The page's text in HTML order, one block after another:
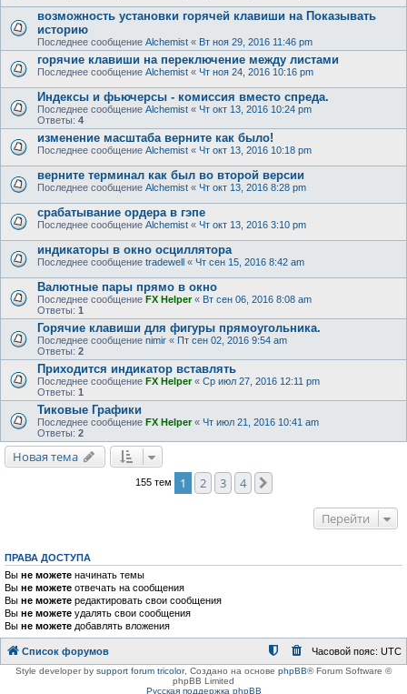
возможность установки горячей клавиши на Показывать
историю
Последнее сообщение Alchemist « Вт ноя 29, 2016 11:46 pm
горячие клавиши на переключение между листами
Последнее сообщение Alchemist « Чт ноя 24, 2016 10:16 pm
Индексы и фьючерсы - комиссия вместо спреда.
Последнее сообщение Alchemist « Чт окт 13, 2016 10:24 pm
Ответы: 4
изменение масштаба верните как было!
Последнее сообщение Alchemist « Чт окт 13, 2016 10:18 pm
верните терминал как был во второй версии
Последнее сообщение Alchemist « Чт окт 13, 2016 8:28 pm
срабатывание ордера в гэпе
Последнее сообщение Alchemist « Чт окт 13, 2016 3:10 pm
индикаторы в окно осциллятора
Последнее сообщение tradewell « Чт сен 15, 2016 8:42 am
Валютные пары прямо в окно
Последнее сообщение FX Helper« Вт сен 06, 2016 8:08 am
Ответы: 1
Горячие клавиши для фигуры прямоугольника.
Последнее сообщение nimir « Пт сен 02, 2016 9:54 am
Ответы: 2
Приходится индикатор вставлять
Последнее сообщение FX Helper« Ср июл 27, 2016 12:11 pm
Ответы: 1
Тиковые Графики
Последнее сообщение FX Helper« Чт июл 21, 2016 10:41 am
Ответы: 2
Новая тема
155 тем 1 2 3 4
Перейти
ПРАВА ДОСТУПА
Вы не можете начинать темы
Вы не можете отвечать на сообщения
Вы не можете редактировать свои сообщения
Вы не можете удалять свои сообщения
Вы не можете добавлять вложения
Список форумов Часовой пояс: UTC
Style developer by support forum tricolor, Создано на основе phpBB® Forum Software ©
phpBB Limited
Русская поддержка phpBB